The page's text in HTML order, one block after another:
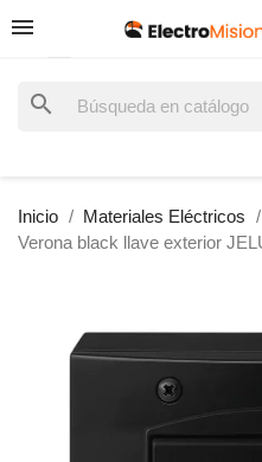
search
Inicio Materiales Eléctricos
Verona black llave exterior